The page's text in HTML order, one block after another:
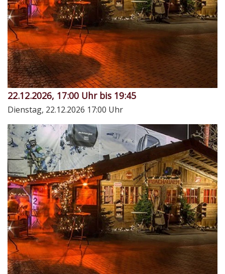
22.12.2026, 17:00 Uhr bis 19:45
Dienstag, 22.12.2026 17:00 Uhr